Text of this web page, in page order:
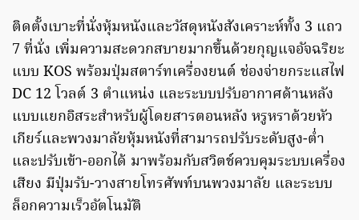
ติดตั้งเบาะที่นั่งหุ้มหนังและวัสดุหนังสังเคราะห์ทั้ง 3 แถว
7 ที่นั่ง เพิ่มความสะดวกสบายมากขึ้นด้วยกุญแจอัจฉริยะ
แบบ KOS พร้อมปุ่มสตาร์ทเครื่องยนต์ ช่องจ่ายกระแสไฟ
DC 12 โวลต์ 3 ตำแหน่ง และระบบปรับอากาศด้านหลัง
แบบแยกอิสระสำหรับผู้โดยสารตอนหลัง หรูหราด้วยหัว
เกียร์และพวงมาลัยหุ้มหนังที่สามารถปรับระดับสูง-ต่ำ
และปรับเข้า-ออกได้ มาพร้อมกับสวิตช์ควบคุมระบบเครื่อง
เสียง มีปุ่มรับ-วางสายโทรศัพท์บนพวงมาลัย และระบบ
ล็อกความเร็วอัตโนมัติ